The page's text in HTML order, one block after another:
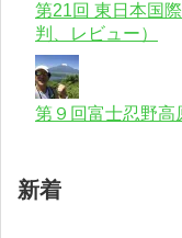
第21回 東日本国
判、レビュー）
第９回富士忍野高
新着